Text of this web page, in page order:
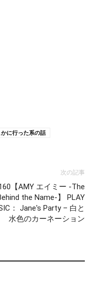
かに行った系の話
次の記事
【AMY エイミー -The
the Name-】 PLAY
： Jane's Party – 白と
水色のカーネーション